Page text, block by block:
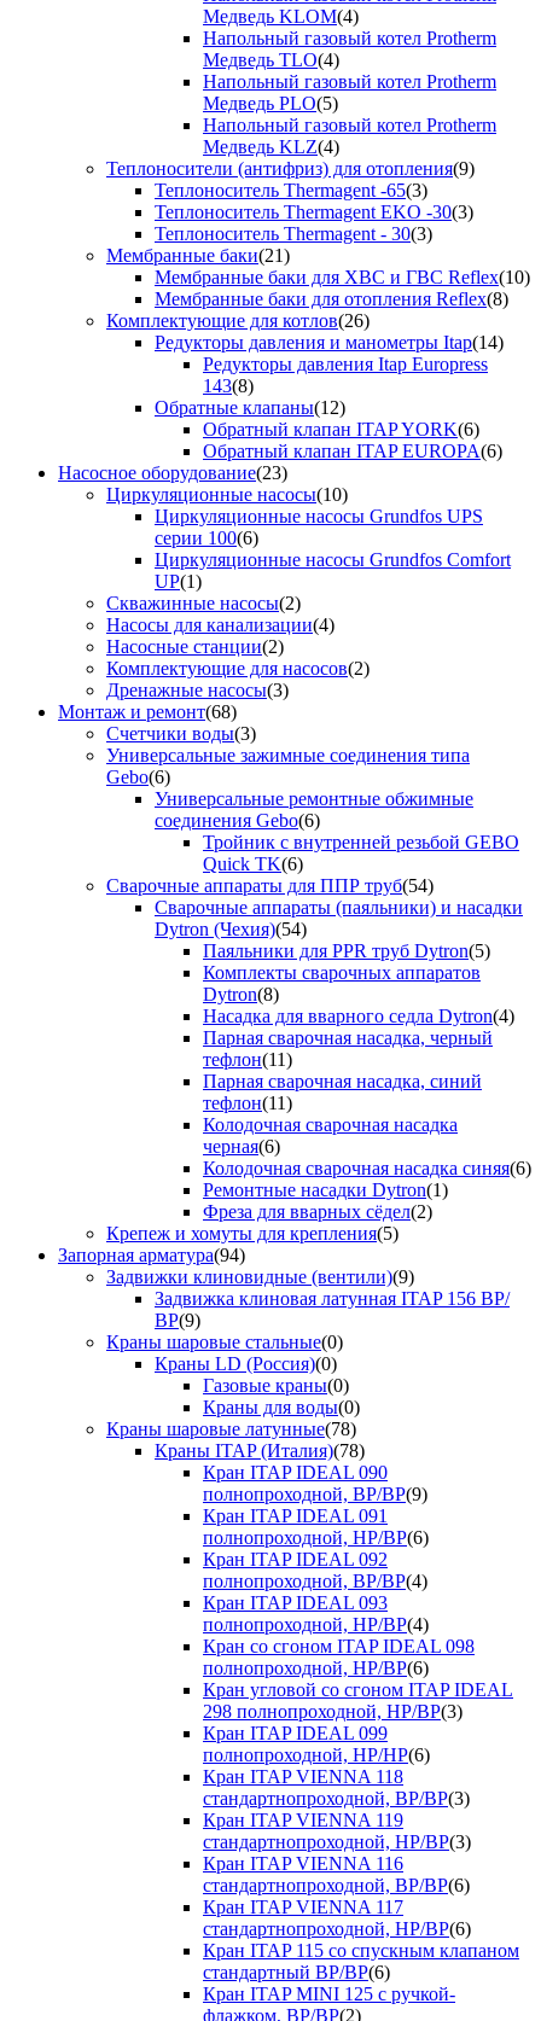
Медведь KLOM(4)
Напольный газовый котел Protherm
Медведь TLO(4)
Напольный газовый котел Protherm
Медведь PLO(5)
Напольный газовый котел Protherm
Медведь KLZ(4)
Теплоносители (антифриз) для отопления(9)
Теплоноситель Thermagent -65(3)
Теплоноситель Thermagent EKO -30(3)
Теплоноситель Thermagent - 30(3)
Мембранные баки(21)
Мембранные баки для ХВС и ГВС Reflex(10)
Мембранные баки для отопления Reflex(8)
Комплектующие для котлов(26)
Редукторы давления и манометры Itap(14)
Редукторы давления Itap Europress
143(8)
Обратные клапаны(12)
Обратный клапан ITAP YORK(6)
Обратный клапан ITAP EUROPA(6)
Насосное оборудование(23)
Циркуляционные насосы(10)
Циркуляционные насосы Grundfos UPS
серии 100(6)
Циркуляционные насосы Grundfos Comfort
UP(1)
Скважинные насосы(2)
Насосы для канализации(4)
Насосные станции(2)
Комплектующие для насосов(2)
Дренажные насосы(3)
Монтаж и ремонт(68)
Счетчики воды(3)
Универсальные зажимные соединения типа
Gebo(6)
Универсальные ремонтные обжимные
соединения Gebo(6)
Тройник с внутренней резьбой GEBO
Quick TK(6)
Сварочные аппараты для ППР труб(54)
Сварочные аппараты (паяльники) и насадки
Dytron (Чехия)(54)
Паяльники для PPR труб Dytron(5)
Комплекты сварочных аппаратов
Dytron(8)
Насадка для вварного седла Dytron(4)
Парная сварочная насадка, черный
тефлон(11)
Парная сварочная насадка, синий
тефлон(11)
Колодочная сварочная насадка
черная(6)
Колодочная сварочная насадка синяя(6)
Ремонтные насадки Dytron(1)
Фреза для вварных сёдел(2)
Крепеж и хомуты для крепления(5)
Запорная арматура(94)
Задвижки клиновидные (вентили)(9)
Задвижка клиновая латунная ITAP 156 ВР/
ВР(9)
Краны шаровые стальные(0)
Краны LD (Россия)(0)
Газовые краны(0)
Краны для воды(0)
Краны шаровые латунные(78)
Краны ITAP (Италия)(78)
Кран ITAP IDEAL 090
полнопроходной, ВР/ВР(9)
Кран ITAP IDEAL 091
полнопроходной, НР/ВР(6)
Кран ITAP IDEAL 092
полнопроходной, ВР/ВР(4)
Кран ITAP IDEAL 093
полнопроходной, НР/ВР(4)
Кран со сгоном ITAP IDEAL 098
полнопроходной, НР/ВР(6)
Кран угловой со сгоном ITAP IDEAL
298 полнопроходной, НР/ВР(3)
Кран ITAP IDEAL 099
полнопроходной, НР/НР(6)
Кран ITAP VIENNA 118
стандартнопроходной, ВР/ВР(3)
Кран ITAP VIENNA 119
стандартнопроходной, НР/ВР(3)
Кран ITAP VIENNA 116
стандартнопроходной, ВР/ВР(6)
Кран ITAP VIENNA 117
стандартнопроходной, НР/ВР(6)
Кран ITAP 115 со спускным клапаном
стандартный ВР/ВР(6)
Кран ITAP MINI 125 с ручкой-
флажком, ВР/ВР(2)